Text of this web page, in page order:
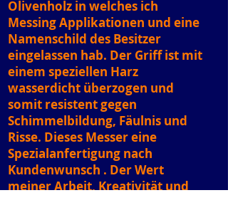
Olivenholz in welches ich
Messing Applikationen und eine
Namenschild des Besitzer
eingelassen hab. Der Griff ist mit
einem speziellen Harz
wasserdicht überzogen und
somit resistent gegen
Schimmelbildung, Fäulnis und
Risse. Dieses Messer eine
Spezialanfertigung nach
Kundenwunsch . Der Wert
meiner Arbeit, Kreativität und